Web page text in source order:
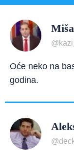
Oće neko na
godina.